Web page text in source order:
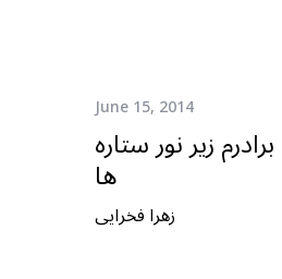
June 15, 2014
زیر نور ستاره
ها
زهرا فخرایی